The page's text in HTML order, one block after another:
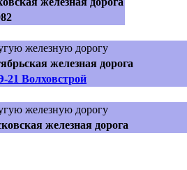
железную дорогу
железная дорога
21 Волховстрой
железную дорогу
железная дорога